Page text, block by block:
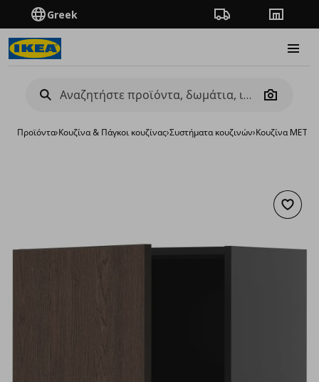
Greek Πορεία παραγγελίας
Camera
Προϊόντα›Κουζίνα & Πάγκοι κουζίνας›Συστήματα κουζινών›Κουζίνα